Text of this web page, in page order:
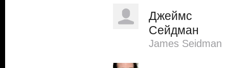
Джеймс
Сейдман
James Seidman